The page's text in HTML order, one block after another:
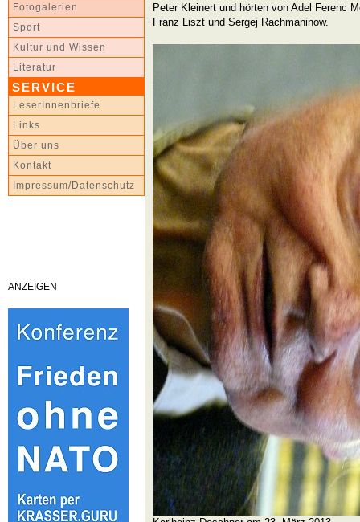
Fotogalerien
Sport
Kultur und Wissen
Literatur
SERVICE
LeserInnenbriefe
Links
Über uns
Kontakt
Impressum/Datenschutz
ANZEIGEN
Peter Kleinert und hörten von Adel Ferenc
Franz Liszt und Sergej Rachmaninow.